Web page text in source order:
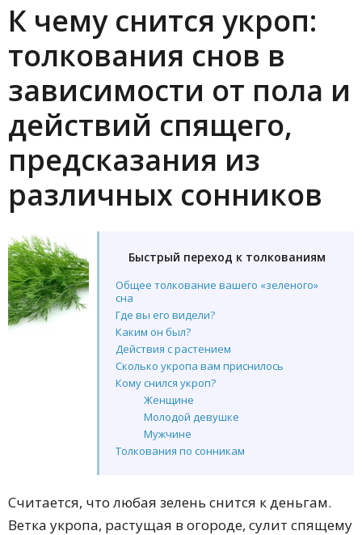
К чему снится укроп:
толкования снов в
зависимости от пола и
действий спящего,
предсказания из
различных сонников
Быстрый переход к толкованиям
Общее толкование вашего «зеленого»
сна
Где вы его видели?
Каким он был?
Действия с растением
Сколько укропа вам приснилось
Кому снился укроп?
Женщине
Молодой девушке
Мужчине
Толкования по сонникам
Сонник именинников сентября,
октября, ноября, декабря
Сонник именинников мая, июня,
Считается, что любая зелень снится к деньгам.
Ветка укропа, растущая в огороде, сулит спящему